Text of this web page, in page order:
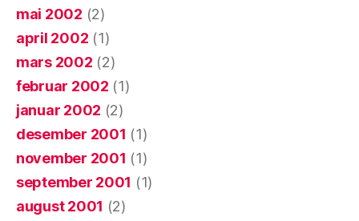
mai 2002 (2)
april 2002 (1)
mars 2002 (2)
februar 2002 (1)
januar 2002 (2)
desember 2001 (1)
november 2001 (1)
september 2001 (1)
august 2001 (2)